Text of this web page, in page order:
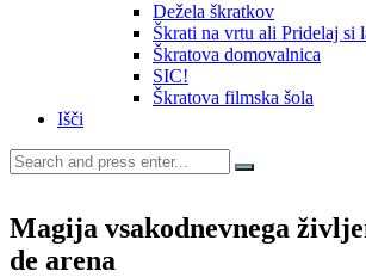
Dežela škratkov
Škrati na vrtu ali Pridelaj si
Škratova domovalnica
SIC!
Škratova filmska šola
Išči
Search
for:
Magija vsakodnevnega
de arena